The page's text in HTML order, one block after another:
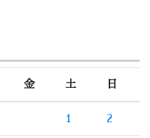
金 土 日
1 2